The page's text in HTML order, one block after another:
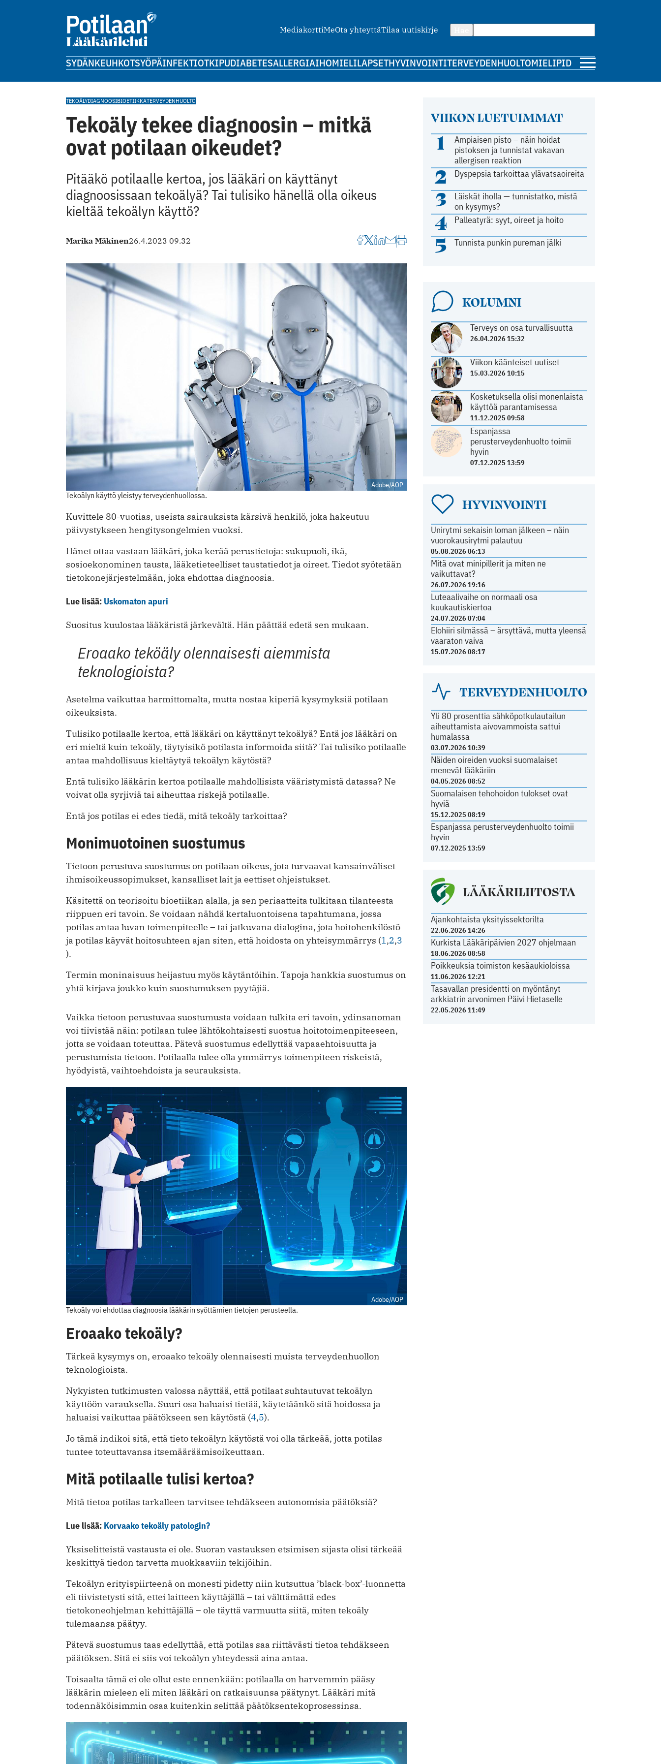
MediakorttiMeOta yhteyttäTilaa uutiskirje
SYDÄNKEUHKOTSYÖPÄINFEKTIOTKIPUDIABETESALLERGIAIHOMIELILAPSETHYVINVOINTITERVEYDENHUOLTOMIELIPIDE
VIIKON LUETUIMMAT
1
Ampiaisen pisto – näin hoidat
pistoksen ja tunnistat vakavan
allergisen reaktion
2 Dyspepsia tarkoittaa ylävatsaoireita
3
Läiskät iholla — tunnistatko, mistä
on kysymys?
4 Palleatyrä: syyt, oireet ja hoito
5 Tunnista punkin pureman jälki
KOLUMNI
Terveys on osa turvallisuutta
26.04.2026 15:32
Viikon käänteiset uutiset
15.03.2026 10:15
Kosketuksella olisi monenlaista
käyttöä parantamisessa
11.12.2025 09:58
Espanjassa
perusterveydenhuolto toimii
hyvin
07.12.2025 13:59
HYVINVOINTI
Unirytmi sekaisin loman jälkeen – näin
vuorokausirytmi palautuu
05.08.2026 06:13
Mitä ovat minipillerit ja miten ne
vaikuttavat?
26.07.2026 19:16
Luteaalivaihe on normaali osa
kuukautiskiertoa
24.07.2026 07:04
Elohiiri silmässä – ärsyttävä, mutta yleensä
vaaraton vaiva
15.07.2026 08:17
TERVEYDENHUOLTO
Yli 80 prosenttia sähköpotkulautailun
aiheuttamista aivovammoista sattui
humalassa
03.07.2026 10:39
Näiden oireiden vuoksi suomalaiset
menevät lääkäriin
04.05.2026 08:52
Suomalaisen tehohoidon tulokset ovat
hyviä
15.12.2025 08:19
Espanjassa perusterveydenhuolto toimii
hyvin
07.12.2025 13:59
LÄÄKÄRILIITOSTA
Ajankohtaista yksityissektorilta
22.06.2026 14:26
Kurkista Lääkäripäivien 2027 ohjelmaan
18.06.2026 08:58
Poikkeuksia toimiston kesäaukioloissa
11.06.2026 12:21
Tasavallan presidentti on myöntänyt
arkkiatrin arvonimen Päivi Hietaselle
22.05.2026 11:49
TEKOÄLYDIAGNOOSIBIOETIIKKATERVEYDENHUOLTO
Tekoäly tekee diagnoosin – mitkä
ovat potilaan oikeudet?
Pitääkö potilaalle kertoa, jos lääkäri on käyttänyt
diagnoosissaan tekoälyä? Tai tulisiko hänellä olla oikeus
kieltää tekoälyn käyttö?
Marika Mäkinen26.4.2023 09.32
Adobe/AOP
Tekoälyn käyttö yleistyy terveydenhuollossa.
Kuvittele 80-vuotias, useista sairauksista kärsivä henkilö, joka hakeutuu
päivystykseen hengitysongelmien vuoksi.
Hänet ottaa vastaan lääkäri, joka kerää perustietoja: sukupuoli, ikä,
sosioekonominen tausta, lääketieteelliset taustatiedot ja oireet. Tiedot syötetään
tietokonejärjestelmään, joka ehdottaa diagnoosia.
Lue lisää: Uskomaton apuri
Suositus kuulostaa lääkäristä järkevältä. Hän päättää edetä sen mukaan.
Eroaako teköäly olennaisesti aiemmista
teknologioista?
Asetelma vaikuttaa harmittomalta, mutta nostaa kiperiä kysymyksiä potilaan
oikeuksista.
Tulisiko potilaalle kertoa, että lääkäri on käyttänyt tekoälyä? Entä jos lääkäri on
eri mieltä kuin tekoäly, täytyisikö potilasta informoida siitä? Tai tulisiko potilaalle
antaa mahdollisuus kieltäytyä tekoälyn käytöstä?
Entä tulisiko lääkärin kertoa potilaalle mahdollisista vääristymistä datassa? Ne
voivat olla syrjiviä tai aiheuttaa riskejä potilaalle.
Entä jos potilas ei edes tiedä, mitä tekoäly tarkoittaa?
Monimuotoinen suostumus
Tietoon perustuva suostumus on potilaan oikeus, jota turvaavat kansainväliset
ihmisoikeussopimukset, kansalliset lait ja eettiset ohjeistukset.
Käsitettä on teorisoitu bioetiikan alalla, ja sen periaatteita tulkitaan tilanteesta
riippuen eri tavoin. Se voidaan nähdä kertaluontoisena tapahtumana, jossa
potilas antaa luvan toimenpiteelle – tai jatkuvana dialogina, jota hoitohenkilöstö
ja potilas käyvät hoitosuhteen ajan siten, että hoidosta on yhteisymmärrys (1,2,3
).
Termin moninaisuus heijastuu myös käytäntöihin. Tapoja hankkia suostumus on
yhtä kirjava joukko kuin suostumuksen pyytäjiä.
Vaikka tietoon perustuvaa suostumusta voidaan tulkita eri tavoin, ydinsanoman
voi tiivistää näin: potilaan tulee lähtökohtaisesti suostua hoitotoimenpiteeseen,
jotta se voidaan toteuttaa. Pätevä suostumus edellyttää vapaaehtoisuutta ja
perustumista tietoon. Potilaalla tulee olla ymmärrys toimenpiteen riskeistä,
hyödyistä, vaihtoehdoista ja seurauksista.
Adobe/AOP
Tekoäly voi ehdottaa diagnoosia lääkärin syöttämien tietojen perusteella.
Eroaako tekoäly?
Tärkeä kysymys on, eroaako tekoäly olennaisesti muista terveydenhuollon
teknologioista.
Nykyisten tutkimusten valossa näyttää, että potilaat suhtautuvat tekoälyn
käyttöön varauksella. Suuri osa haluaisi tietää, käytetäänkö sitä hoidossa ja
haluaisi vaikuttaa päätökseen sen käytöstä (4,5).
Jo tämä indikoi sitä, että tieto tekoälyn käytöstä voi olla tärkeää, jotta potilas
tuntee toteuttavansa itsemääräämisoikeuttaan.
Mitä potilaalle tulisi kertoa?
Mitä tietoa potilas tarkalleen tarvitsee tehdäkseen autonomisia päätöksiä?
Lue lisää: Korvaako tekoäly patologin?
Yksiselitteistä vastausta ei ole. Suoran vastauksen etsimisen sijasta olisi tärkeää
keskittyä tiedon tarvetta muokkaaviin tekijöihin.
Tekoälyn erityispiirteenä on monesti pidetty niin kutsuttua ’black-box’-luonnetta
eli tiivistetysti sitä, ettei laitteen käyttäjällä – tai välttämättä edes
tietokoneohjelman kehittäjällä – ole täyttä varmuutta siitä, miten tekoäly
tulemaansa päätyy.
Pätevä suostumus taas edellyttää, että potilas saa riittävästi tietoa tehdäkseen
päätöksen. Sitä ei siis voi tekoälyn yhteydessä aina antaa.
Toisaalta tämä ei ole ollut este ennenkään: potilaalla on harvemmin pääsy
lääkärin mieleen eli miten lääkäri on ratkaisuunsa päätynyt. Lääkäri mitä
todennäköisimmin osaa kuitenkin selittää päätöksentekoprosessinsa.